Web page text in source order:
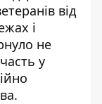
від
і
не
у